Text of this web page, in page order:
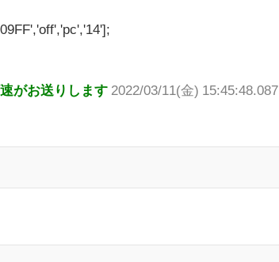
がお送りします 2022/03/11(金) 15:45:48.087